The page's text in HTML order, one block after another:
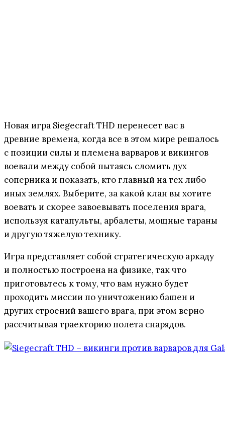
Новая игра Siegecraft THD перенесет вас в
древние времена, когда все в этом мире решалось
с позиции силы и племена варваров и викингов
воевали между собой пытаясь сломить дух
соперника и показать, кто главный на тех либо
иных землях. Выберите, за какой клан вы хотите
воевать и скорее завоевывать поселения врага,
используя катапульты, арбалеты, мощные тараны
и другую тяжелую технику.
Игра представляет собой стратегическую аркаду
и полностью построена на физике, так что
приготовьтесь к тому, что вам нужно будет
проходить миссии по уничтожению башен и
других строений вашего врага, при этом верно
рассчитывая траекторию полета снарядов.